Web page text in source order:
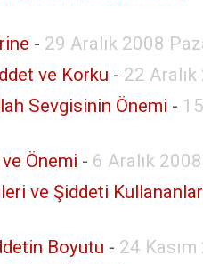
- 29 Aralık 2008
ve Korku - 22
Sevgisinin Önemi -
ve Önemi - 6 Aralık
ve Şiddeti
Boyutu - 24